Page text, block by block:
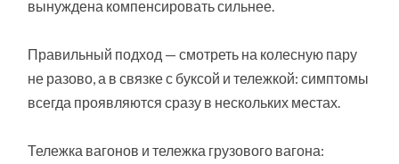
вынуждена компенсировать сильнее.
Правильный подход — смотреть на колесную пару
не разово, а в связке с буксой и тележкой: симптомы
всегда проявляются сразу в нескольких местах.
Тележка вагонов и тележка грузового вагона: